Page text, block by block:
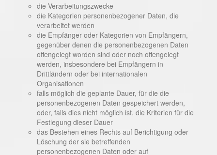
die Verarbeitungszwecke
die Kategorien personenbezogener Daten, die
verarbeitet werden
die Empfänger oder Kategorien von Empfängern,
gegenüber denen die personenbezogenen Daten
offengelegt worden sind oder noch offengelegt
werden, insbesondere bei Empfängern in
Drittländern oder bei internationalen
Organisationen
falls möglich die geplante Dauer, für die die
personenbezogenen Daten gespeichert werden,
oder, falls dies nicht möglich ist, die Kriterien für die
Festlegung dieser Dauer
das Bestehen eines Rechts auf Berichtigung oder
Löschung der sie betreffenden
personenbezogenen Daten oder auf